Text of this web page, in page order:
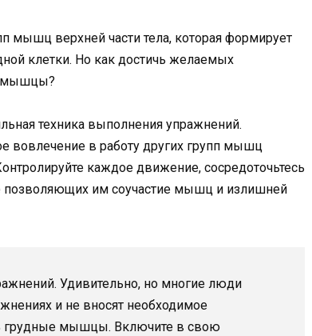
мышц верхней части тела, которая формирует
клетки. Но как достичь желаемых
мышцы?
техника выполнения упражнений.
в работу других групп мышц
каждое движение, сосредоточьтесь
им соучастие мышц и излишней
Удивительно, но многие люди
и не вносят необходимое
грудные мышцы. Включите в свою